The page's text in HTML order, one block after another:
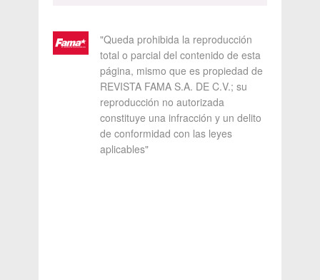
"Queda prohibida la reproducción
total o parcial del contenido de esta
página, mismo que es propiedad de
REVISTA FAMA S.A. DE C.V.; su
reproducción no autorizada
constituye una infracción y un delito
de conformidad con las leyes
aplicables"